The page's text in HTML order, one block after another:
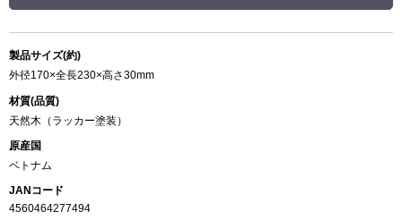
製品サイズ(約)
外径170×全長230×高さ30mm
材質(品質)
天然木（ラッカー塗装）
原産国
ベトナム
JANコード
4560464277494